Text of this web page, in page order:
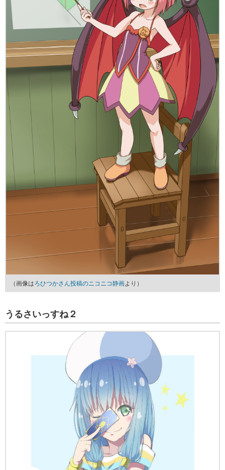
（画像はろひつかさん投稿のニコニコ静画より）
うるさいっすね２